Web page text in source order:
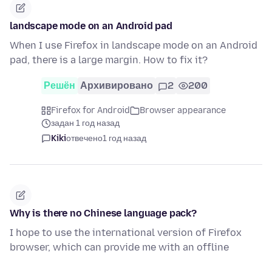
landscape mode on an Android pad
When I use Firefox in landscape mode on an Android
pad, there is a large margin. How to fix it?
Решён Архивировано 2 200
Firefox for Android
Browser appearance
задан 1 год назад
Kikiотвечено1 год назад
Why is there no Chinese language pack?
I hope to use the international version of Firefox
browser, which can provide me with an offline